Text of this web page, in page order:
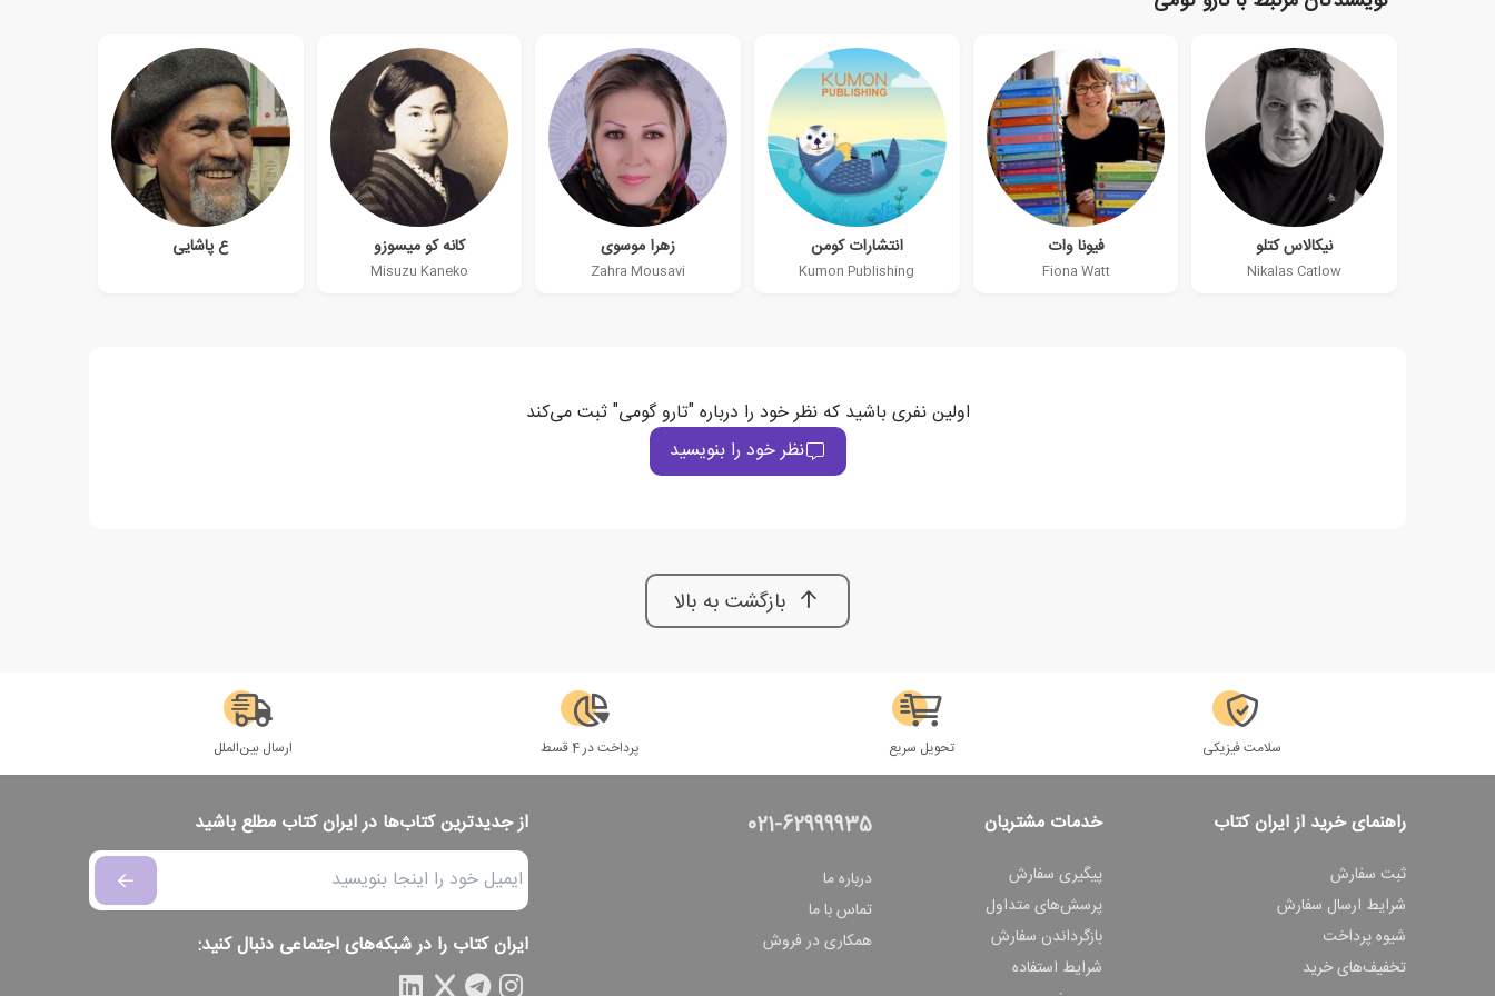
نیکالاس کتلو
Nikalas Catlow
فیونا وات
Fiona Watt
انتشارات کومن
Kumon Publishing
زهرا موسوی
Zahra Mousavi
کانه کو میسوزو
Misuzu Kaneko
ع پاشایی
اولین نفری باشید که نظر خود را درباره "تارو گومی" ثبت می‌کند
نظر خود را بنویسید
بازگشت به بالا
سلامت فیزیکی تحویل سریع پرداخت در 4 قسط ارسال بین‌الملل
راهنمای خرید از ایران کتاب
ثبت سفارش
شرایط ارسال سفارش
شیوه پرداخت
تخفیف‌های خرید
خدمات مشتریان
پیگیری سفارش
پرسش‌های متداول
بازگرداندن سفارش
شرایط استفاده
021-62999935
درباره ما
تماس با ما
همکاری در فروش
از جدیدترین کتاب‌ها در ایران کتاب مطلع باشید
ایران کتاب را در شبکه‌های اجتماعی دنبال کنید: